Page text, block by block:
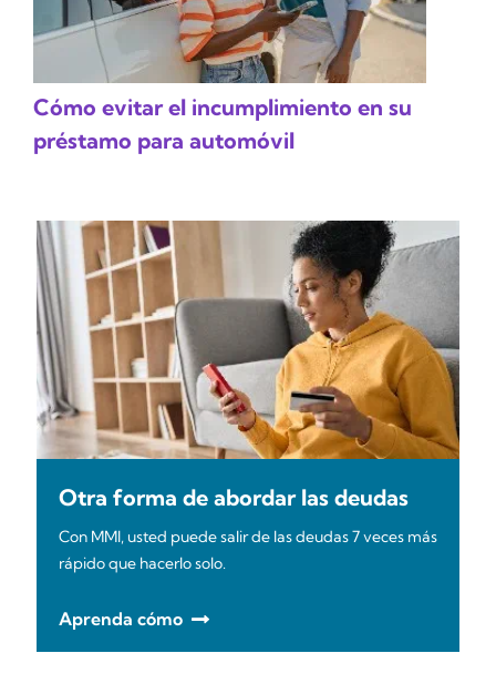
Cómo evitar el incumplimiento en su
préstamo para automóvil
Otra forma de abordar las deudas
Con MMI, usted puede salir de las deudas 7 veces más
rápido que hacerlo solo.
Aprenda cómo